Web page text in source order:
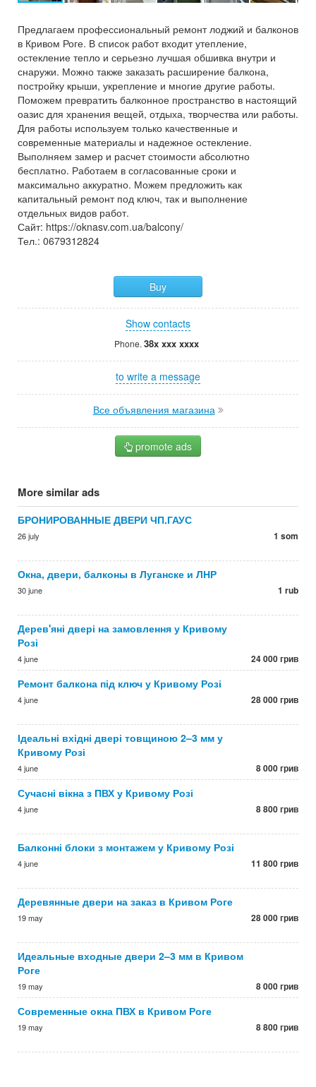
Предлагаем профессиональный ремонт лоджий и балконов
в Кривом Роге. В список работ входит утепление,
остекление тепло и серьезно лучшая обшивка внутри и
снаружи. Можно также заказать расширение балкона,
постройку крыши, укрепление и многие другие работы.
Поможем превратить балконное пространство в настоящий
оазис для хранения вещей, отдыха, творчества или работы.
Для работы используем только качественные и
современные материалы и надежное остекление.
Выполняем замер и расчет стоимости абсолютно
бесплатно. Работаем в согласованные сроки и
максимально аккуратно. Можем предложить как
капитальный ремонт под ключ, так и выполнение
отдельных видов работ.
Сайт: https://oknasv.com.ua/balcony/
Тел.: 0679312824
Buy
Show contacts
Phone. 38x xxx xxxx
to write a message
Все объявления магазина
promote ads
More similar ads
БРОНИРОВАННЫЕ ДВЕРИ ЧП.ГАУС
26 july 1 som
Окна, двери, балконы в Луганске и ЛНР
30 june 1 rub
Дерев'яні двері на замовлення у Кривому
Розі
4 june 24 000 грив
Ремонт балкона під ключ у Кривому Розі
4 june 28 000 грив
Ідеальні вхідні двері товщиною 2–3 мм у
Кривому Розі
4 june 8 000 грив
Сучасні вікна з ПВХ у Кривому Розі
4 june 8 800 грив
Балконні блоки з монтажем у Кривому Розі
4 june 11 800 грив
Деревянные двери на заказ в Кривом Роге
19 may 28 000 грив
Идеальные входные двери 2–3 мм в Кривом
Роге
19 may 8 000 грив
Современные окна ПВХ в Кривом Роге
19 may 8 800 грив